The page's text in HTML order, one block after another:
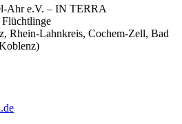
Ahr e.V. – IN TERRA
Flüchtlinge
Rhein-Lahnkreis, Cochem-Zell, Bad